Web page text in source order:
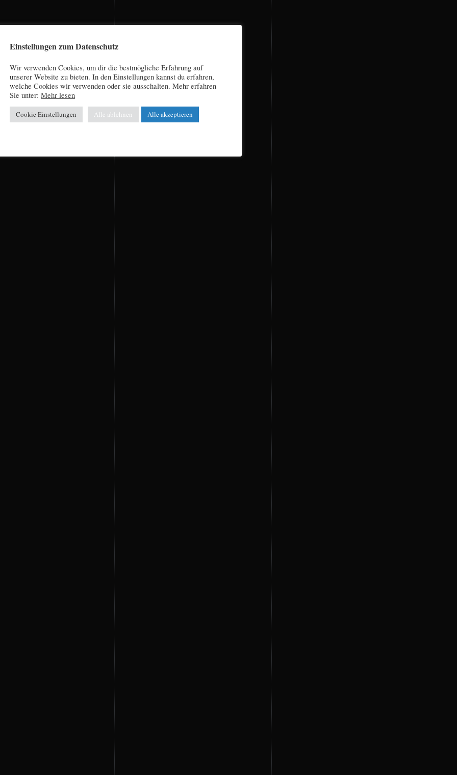
Einstellungen zum Datenschutz
Wir verwenden Cookies, um dir die bestmögliche Erfahrung auf
unserer Website zu bieten. In den Einstellungen kannst du erfahren,
welche Cookies wir verwenden oder sie ausschalten. Mehr erfahren
Sie unter: Mehr lesen
Cookie Einstellungen Alle ablehnen Alle akzeptieren